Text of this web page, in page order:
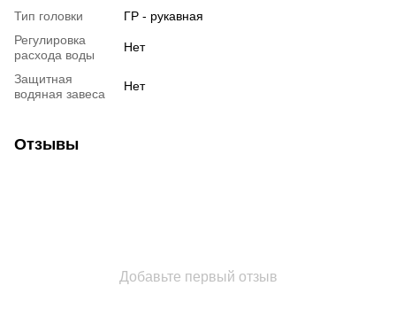
Тип головки
ГР - рукавная
Регулировка
расхода воды
Нет
Защитная
водяная завеса
Нет
Отзывы
Добавьте первый отзыв